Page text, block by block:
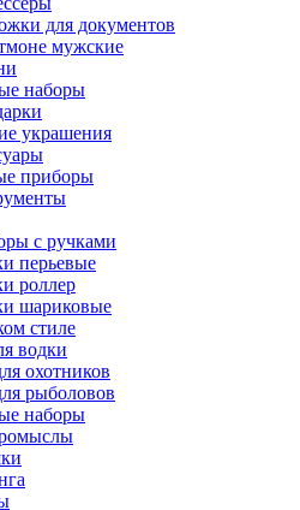
для документов
мужские
наборы
украшения
приборы
с ручками
перьевые
роллер
шариковые
стиле
водки
охотников
рыболовов
наборы